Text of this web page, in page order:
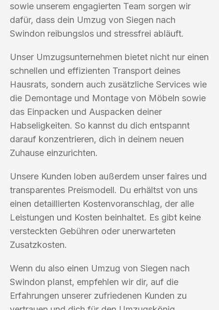
sowie unserem engagierten Team sorgen wir
dafür, dass dein Umzug von Siegen nach
Swindon reibungslos und stressfrei abläuft.
Unser Umzugsunternehmen bietet nicht nur einen
schnellen und effizienten Transport deines
Hausrats, sondern auch zusätzliche Services wie
die Demontage und Montage von Möbeln sowie
das Einpacken und Auspacken deiner
Habseligkeiten. So kannst du dich entspannt
darauf konzentrieren, dich in deinem neuen
Zuhause einzurichten.
Unsere Kunden loben außerdem unser faires und
transparentes Preismodell. Du erhältst von uns
einen detaillierten Kostenvoranschlag, der alle
Leistungen und Kosten beinhaltet. Es gibt keine
versteckten Gebühren oder unerwarteten
Zusatzkosten.
Wenn du also einen Umzug von Siegen nach
Swindon planst, empfehlen wir dir, auf die
Erfahrungen unserer zufriedenen Kunden zu